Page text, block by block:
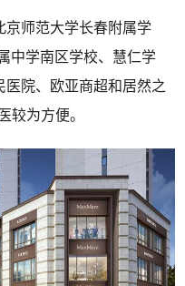
京师范大学长春附属学
中学南区学校、慧仁学
院、欧亚商超和居然之
较为方便。